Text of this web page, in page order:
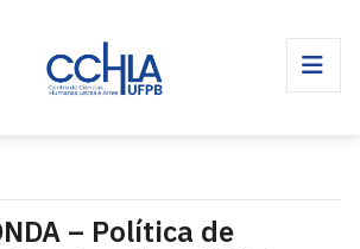
– Política de